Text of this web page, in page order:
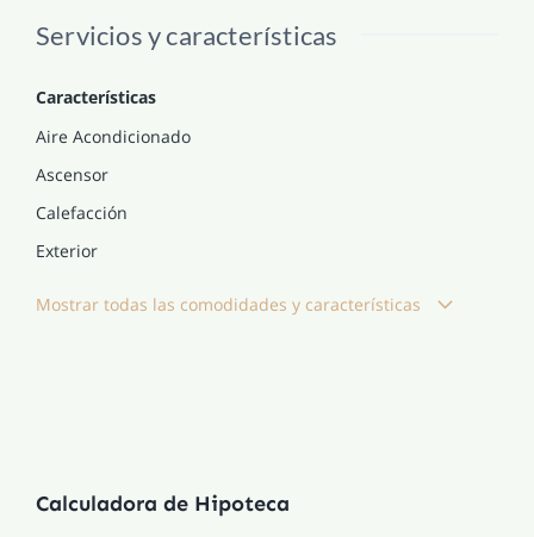
Servicios y características
Características
Aire Acondicionado
Ascensor
Calefacción
Exterior
Mostrar todas las comodidades y características
Calculadora de Hipoteca